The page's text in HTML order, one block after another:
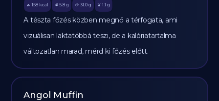
🔥 158 kcal 🥩 5.8 g 🥔 31.0g 🫒 1.1 g
A tészta főzés közben megnő a térfogata, ami
vizuálisan laktatóbbá teszi, de a kalóriatartalma
változatlan marad, mérd ki főzés előtt.
Angol Muffin